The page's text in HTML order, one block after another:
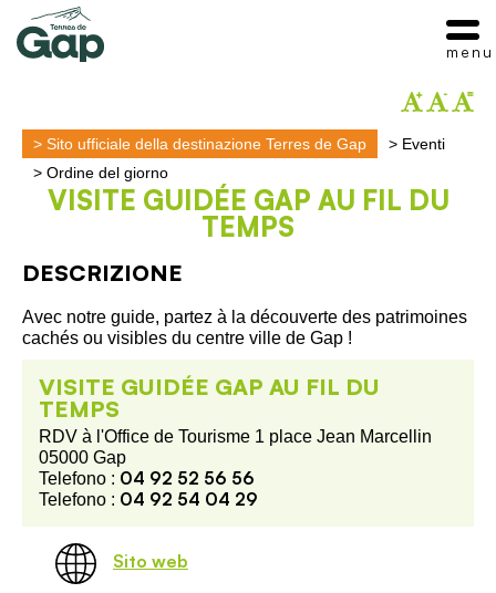
> Sito ufficiale della destinazione Terres de Gap > Eventi
> Ordine del giorno
VISITE GUIDÉE GAP AU FIL DU
TEMPS
DESCRIZIONE
Avec notre guide, partez à la découverte des patrimoines
cachés ou visibles du centre ville de Gap !
VISITE GUIDÉE GAP AU FIL DU
TEMPS
RDV à l'Office de Tourisme 1 place Jean Marcellin
05000 Gap
Telefono : 04 92 52 56 56
Telefono : 04 92 54 04 29
Sito web
menu